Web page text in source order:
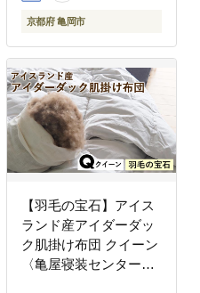
京都府 亀岡市
【羽毛の宝石】アイス
ランド産アイダーダッ
ク肌掛け布団 クイーン
〈亀屋寝装センター〉